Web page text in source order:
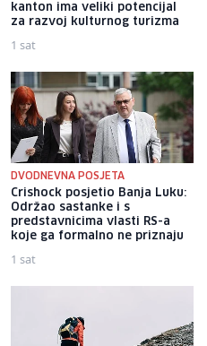
kanton ima veliki potencijal
za razvoj kulturnog turizma
1 sat
DVODNEVNA POSJETA
Crishock posjetio Banja Luku:
Održao sastanke i s
predstavnicima vlasti RS-a
koje ga formalno ne priznaju
1 sat